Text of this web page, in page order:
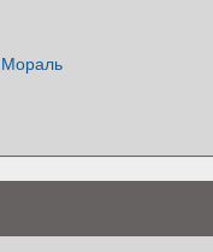
Мораль